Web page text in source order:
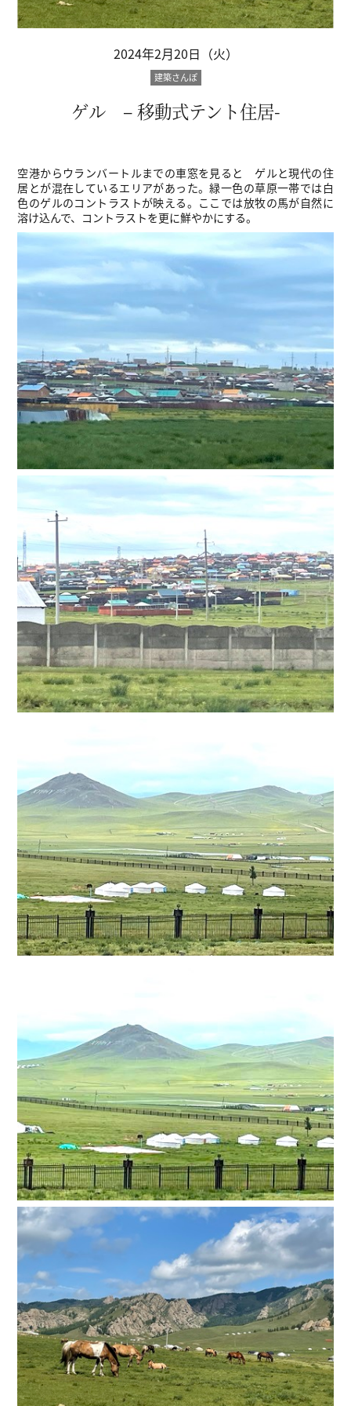
2024年2月20日（火）
建築さんぽ
ゲル – 移動式テント住居-
空港からウランバートルまでの車窓を見ると ゲルと現代の住
居とが混在しているエリアがあった。緑一色の草原一帯では白
色のゲルのコントラストが映える。ここでは放牧の馬が自然に
溶け込んで、コントラストを更に鮮やかにする。